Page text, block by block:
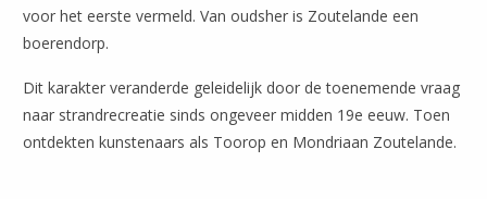
voor het eerste vermeld. Van oudsher is Zoutelande een
boerendorp.
Dit karakter veranderde geleidelijk door de toenemende vraag
naar strandrecreatie sinds ongeveer midden 19e eeuw. Toen
ontdekten kunstenaars als Toorop en Mondriaan Zoutelande.